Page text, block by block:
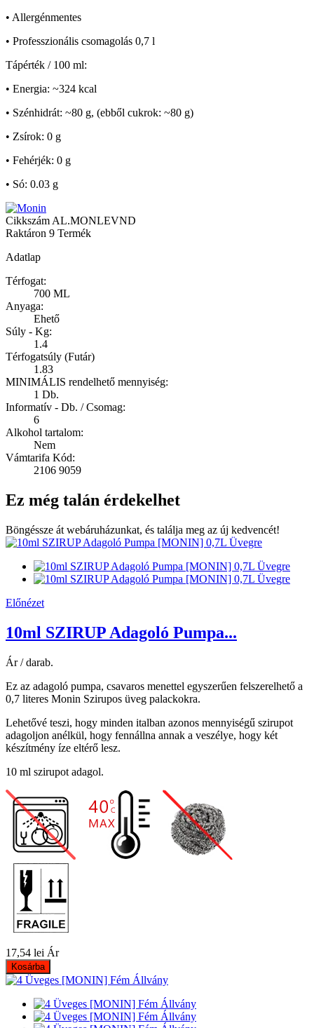
• Allergénmentes
• Professzionális csomagolás 0,7 l
Tápérték / 100 ml:
• Energia: ~324 kcal
• Szénhidrát: ~80 g, (ebből cukrok: ~80 g)
• Zsírok: 0 g
• Fehérjék: 0 g
• Só: 0.03 g
Cikkszám AL.MONLEVND
Raktáron 9 Termék
Adatlap
Térfogat:
700 ML
Anyaga:
Ehető
Súly - Kg:
1.4
Térfogatsúly (Futár)
1.83
MINIMÁLIS rendelhető mennyiség:
1 Db.
Informatív - Db. / Csomag:
6
Alkohol tartalom:
Nem
Vámtarifa Kód:
2106 9059
Ez még talán érdekelhet
Böngéssze át webáruházunkat, és találja meg az új kedvencét!
Előnézet
10ml SZIRUP Adagoló Pumpa...
Ár / darab.
Ez az adagoló pumpa, csavaros menettel egyszerűen felszerelhető a
0,7 literes Monin Szirupos üveg palackokra.
Lehetővé teszi, hogy minden italban azonos mennyiségű szirupot
adagoljon anélkül, hogy fennállna annak a veszélye, hogy két
készítmény íze eltérő lesz.
10 ml szirupot adagol.
17,54 lei Ár
Kosárba